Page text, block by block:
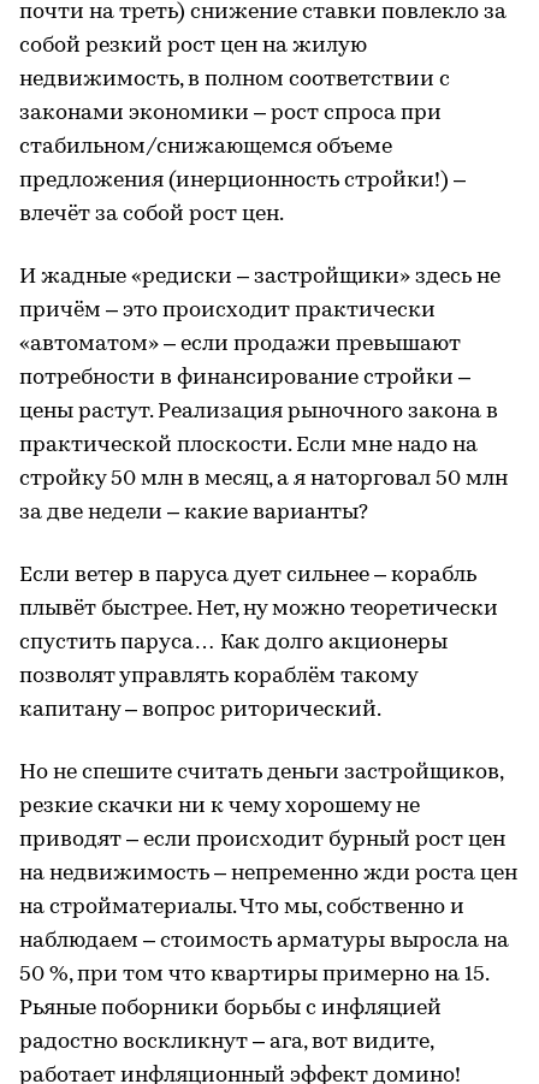
почти на треть) снижение ставки повлекло за
собой резкий рост цен на жилую
недвижимость, в полном соответствии с
законами экономики – рост спроса при
стабильном/снижающемся объеме
предложения (инерционность стройки!) –
влечёт за собой рост цен.
И жадные «редиски – застройщики» здесь не
причём – это происходит практически
«автоматом» – если продажи превышают
потребности в финансирование стройки –
цены растут. Реализация рыночного закона в
практической плоскости. Если мне надо на
стройку 50 млн в месяц, а я наторговал 50 млн
за две недели – какие варианты?
Если ветер в паруса дует сильнее – корабль
плывёт быстрее. Нет, ну можно теоретически
спустить паруса… Как долго акционеры
позволят управлять кораблём такому
капитану – вопрос риторический.
Но не спешите считать деньги застройщиков,
резкие скачки ни к чему хорошему не
приводят – если происходит бурный рост цен
на недвижимость – непременно жди роста цен
на стройматериалы. Что мы, собственно и
наблюдаем – стоимость арматуры выросла на
50 %, при том что квартиры примерно на 15.
Рьяные поборники борьбы с инфляцией
радостно воскликнут – ага, вот видите,
работает инфляционный эффект домино!